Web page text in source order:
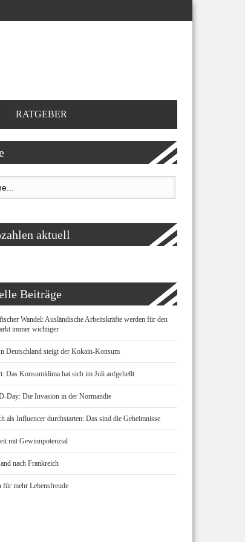
RATGEBER
aktuell
Beiträge
Wandel: Ausländische Arbeitskräfte werden für den
immer wichtiger
Deutschland steigt der Kokain-Konsum
Das Konsumklima hat sich im Juli aufgehellt
Day: Die Invasion in der Normandie
als Influencer durchstarten: Das sind die Geheimnisse
mit Gewinnpotenzial
nach Frankreich
für mehr Lebensfreude